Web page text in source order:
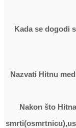
Kada se dogodi
Nazvati Hitnu
Nakon što